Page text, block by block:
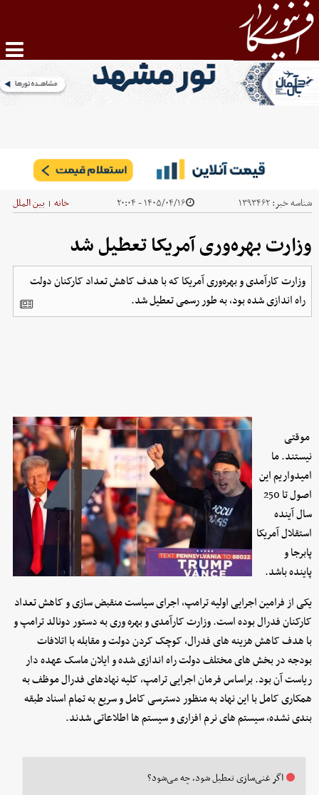
شناسه خبر:۱۳۹۳۴۶۲ ۱۴۰۵/۰۴/۱۶ - ۲۰:۰۴ خانه | بین الملل
وزارت بهره‌وری آمریکا تعطیل شد
وزارت کارآمدی و بهره‌وری آمریکا که با هدف کاهش تعداد کارکنان دولت
راه اندازی شده بود، به طور رسمی تعطیل شد.
موقتی
نیستند. ما
امیدواریم این
اصول تا 250
سال آینده
استقلال آمریکا
پابرجا و
پاینده باشد.
یکی از فرامین اجرایی اولیه ترامپ، اجرای سیاست منقبض سازی و کاهش تعداد
کارکنان فدرال بوده است. وزارت کارآمدی و بهره وری به دستور دونالد ترامپ و
با هدف کاهش هزینه های فدرال، کوچک کردن دولت و مقابله با اتلافات
بودجه در بخش های مختلف دولت راه اندازی شده و ایلان ماسک عهده دار
ریاست آن بود. براساس فرمان اجرایی ترامپ، کلیه نهادهای فدرال موظف به
همکاری کامل با این نهاد به منظور دسترسی کامل و سریع به تمام اسناد طبقه
بندی نشده، سیستم های نرم افزاری و سیستم ها اطلاعاتی شدند.
اگر غنی‌سازی تعطیل شود، چه می‌شود؟